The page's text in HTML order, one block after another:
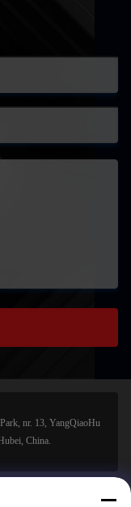
nr. 13, YangQiaoHu
China.